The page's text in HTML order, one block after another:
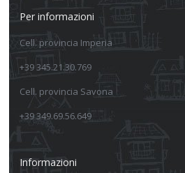
Per informazioni
Cell. provincia Imperia
+39 345.21.30.769
Cell. provincia Savona
+39 349.69.56.649
Informazioni